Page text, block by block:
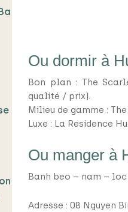
Ou dormir à
Bon plan : The
qualité / prix).
Milieu de gamme :
Luxe : La Residence
Ou manger à
Banh beo – nam –
Adresse : 08 Nguyen